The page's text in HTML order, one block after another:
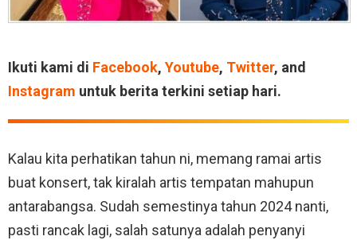
Ikuti kami di Facebook, Youtube, Twitter, and
Instagram untuk berita terkini setiap hari.
Kalau kita perhatikan tahun ni, memang ramai artis
buat konsert, tak kiralah artis tempatan mahupun
antarabangsa. Sudah semestinya tahun 2024 nanti,
pasti rancak lagi, salah satunya adalah penyanyi